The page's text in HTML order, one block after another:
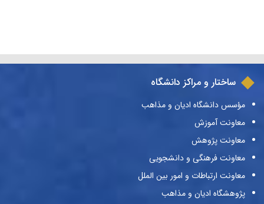
ساختار و مراکز دانشگاه
مؤسس دانشگاه ادیان و مذاهب
معاونت آموزش
معاونت پژوهش
معاونت فرهنگی و دانشجویی
معاونت ارتباطات و امور بین الملل
پژوهشگاه ادیان و مذاهب